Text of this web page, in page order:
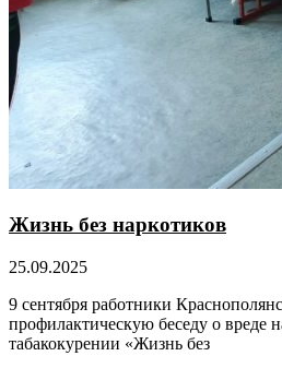
Жизнь без наркотиков
25.09.2025
9 сентября работники
профилактическую беседу о вреде
табакокурении «Жизнь без